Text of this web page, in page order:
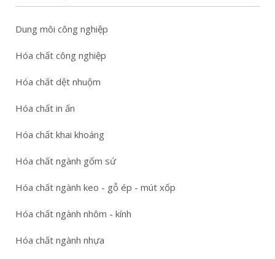
Dung môi công nghiệp
Hóa chất công nghiệp
Hóa chất dệt nhuộm
Hóa chất in ấn
Hóa chất khai khoáng
Hóa chất ngành gốm sứ
Hóa chất ngành keo - gỗ ép - mút xốp
Hóa chất ngành nhôm - kính
Hóa chất ngành nhựa